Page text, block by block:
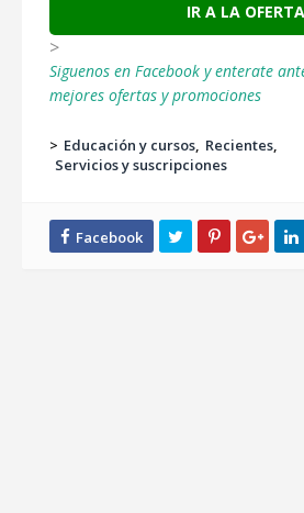
IR A LA OFERTA
>
Siguenos en Facebook y enterate
mejores ofertas y promociones
> Educación y cursos Recientes
Servicios y suscripciones